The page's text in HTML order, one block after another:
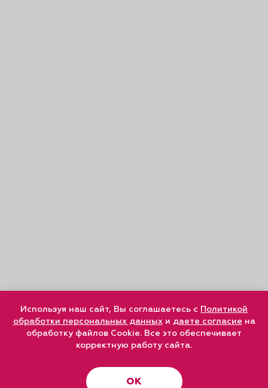
Используя наш сайт, Вы соглашаетесь с Политикой
обработки персональных данныхи даете согласие на
обработку файлов Cookie. Все это обеспечивает
корректную работу сайта.
ОК